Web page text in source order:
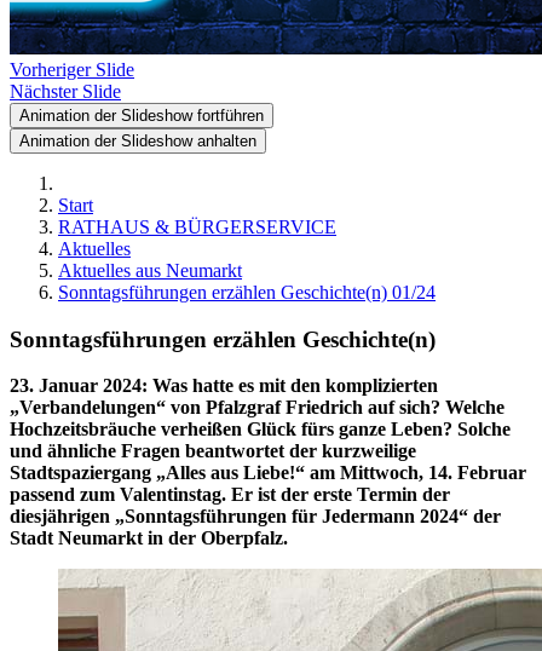
Vorheriger Slide
Nächster Slide
Animation der Slideshow fortführen
Animation der Slideshow anhalten
Start
RATHAUS & BÜRGERSERVICE
Aktuelles
Aktuelles aus Neumarkt
Sonntagsführungen erzählen Geschichte(n) 01/24
Sonntagsführungen erzählen Geschichte(n)
23. Januar 2024: Was hatte es mit den komplizierten
„Verbandelungen“ von Pfalzgraf Friedrich auf sich? Welche
Hochzeitsbräuche verheißen Glück fürs ganze Leben? Solche
und ähnliche Fragen beantwortet der kurzweilige
Stadtspaziergang „Alles aus Liebe!“ am Mittwoch, 14. Februar
passend zum Valentinstag. Er ist der erste Termin der
diesjährigen „Sonntagsführungen für Jedermann 2024“ der
Stadt Neumarkt in der Oberpfalz.